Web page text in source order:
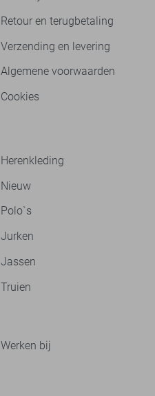
Retour en terugbetaling
Verzending en levering
Algemene voorwaarden
Cookies
Herenkleding
Nieuw
Polo`s
Jurken
Jassen
Truien
Werken bij